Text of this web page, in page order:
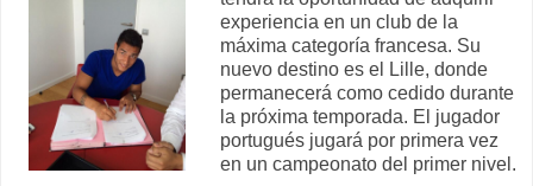
experiencia en un club de la
máxima categoría francesa. Su
nuevo destino es el Lille, donde
permanecerá como cedido durante
la próxima temporada. El jugador
portugués jugará por primera vez
en un campeonato del primer nivel.